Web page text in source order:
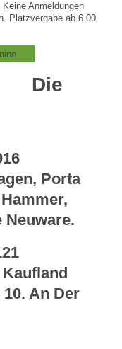
Anmeldungen
Platzvergabe ab 6.00
Die
Porta
Neuware.
An Der